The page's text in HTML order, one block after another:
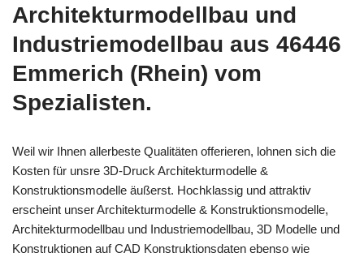
Architekturmodellbau und
Industriemodellbau aus 46446
Emmerich (Rhein) vom
Spezialisten.
Weil wir Ihnen allerbeste Qualitäten offerieren, lohnen sich die
Kosten für unsre 3D-Druck Architekturmodelle &
Konstruktionsmodelle äußerst. Hochklassig und attraktiv
erscheint unser Architekturmodelle & Konstruktionsmodelle,
Architekturmodellbau und Industriemodellbau, 3D Modelle und
Konstruktionen auf CAD Konstruktionsdaten ebenso wie